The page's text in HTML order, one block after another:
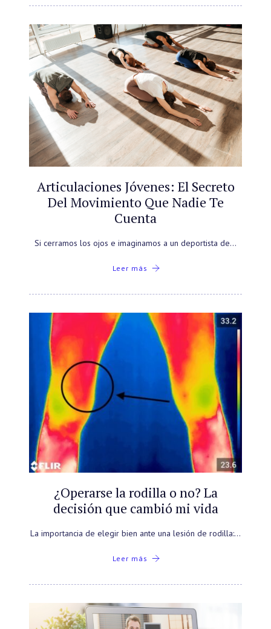
Articulaciones Jóvenes: El Secreto
Del Movimiento Que Nadie Te
Cuenta
Si cerramos los ojos e imaginamos a un deportista de…
Leer más
¿Operarse la rodilla o no? La
decisión que cambió mi vida
La importancia de elegir bien ante una lesión de rodilla:…
Leer más